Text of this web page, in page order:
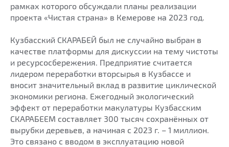
рамках которого обсуждали планы реализации
проекта «Чистая страна» в Кемерове на 2023 год.
Кузбасский СКАРАБЕЙ был не случайно выбран в
качестве платформы для дискуссии на тему чистоты
и ресурсосбережения. Предприятие считается
лидером переработки вторсырья в Кузбассе и
вносит значительный вклад в развитие циклической
экономики региона. Ежегодный экологический
эффект от переработки макулатуры Кузбасским
СКАРАБЕЕМ составляет 300 тысяч сохранённых от
вырубки деревьев, а начиная с 2023 г. – 1 миллион.
Это связано с вводом в эксплуатацию новой